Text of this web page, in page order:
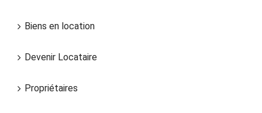
Biens en location
Devenir Locataire
Propriétaires